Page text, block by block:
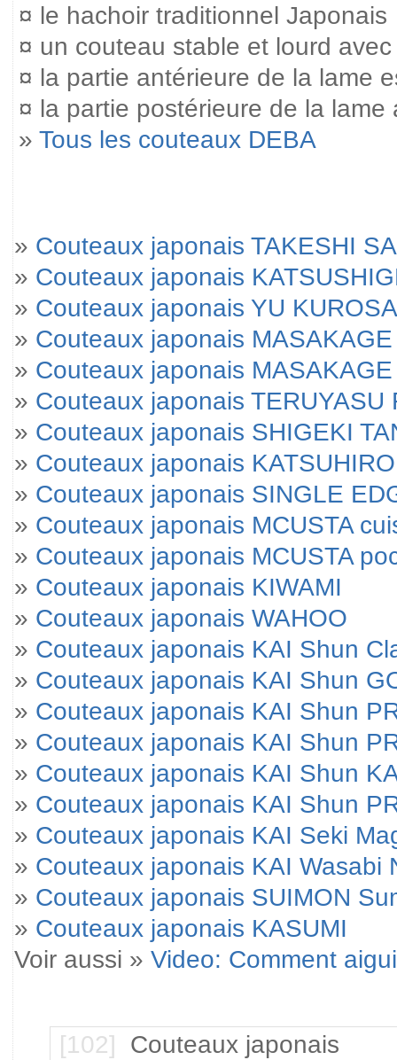
¤ le hachoir traditionnel Japonais
¤ un couteau stable et lourd
¤ la partie antérieure de la lame
¤ la partie postérieure de la
» Tous les couteaux DEBA
» Couteaux japonais TAKESHI
» Couteaux japonais
» Couteaux japonais YU
» Couteaux japonais
» Couteaux japonais
» Couteaux japonais TERUYASU
» Couteaux japonais SHIGEKI
» Couteaux japonais
» Couteaux japonais SINGLE
» Couteaux japonais MCUSTA
» Couteaux japonais MCUSTA
» Couteaux japonais KIWAMI
» Couteaux japonais WAHOO
» Couteaux japonais KAI Shun
» Couteaux japonais KAI Shun
» Couteaux japonais KAI Shun
» Couteaux japonais KAI Shun
» Couteaux japonais KAI Shun
» Couteaux japonais KAI Shun
» Couteaux japonais KAI Seki
» Couteaux japonais KAI Wasabi
» Couteaux japonais SUIMON
» Couteaux japonais KASUMI
Voir aussi » Video: Comment
[102] Couteaux japonais